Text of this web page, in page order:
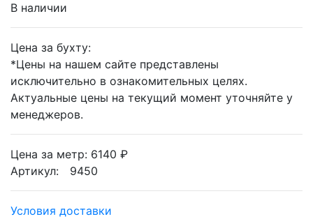
В наличии
Цена за бухту:
*Цены на нашем сайте представлены
исключительно в ознакомительных целях.
Актуальные цены на текущий момент уточняйте у
менеджеров.
Цена за метр: 6140 ₽
Артикул: 9450
Условия доставки